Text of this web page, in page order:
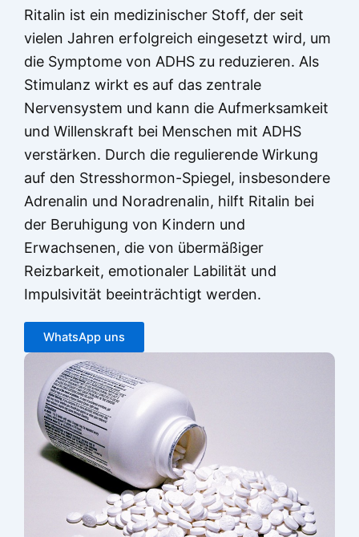
Ritalin ist ein medizinischer Stoff, der seit
vielen Jahren erfolgreich eingesetzt wird, um
die Symptome von ADHS zu reduzieren. Als
Stimulanz wirkt es auf das zentrale
Nervensystem und kann die Aufmerksamkeit
und Willenskraft bei Menschen mit ADHS
verstärken. Durch die regulierende Wirkung
auf den Stresshormon-Spiegel, insbesondere
Adrenalin und Noradrenalin, hilft Ritalin bei
der Beruhigung von Kindern und
Erwachsenen, die von übermäßiger
Reizbarkeit, emotionaler Labilität und
Impulsivität beeinträchtigt werden.
WhatsApp uns